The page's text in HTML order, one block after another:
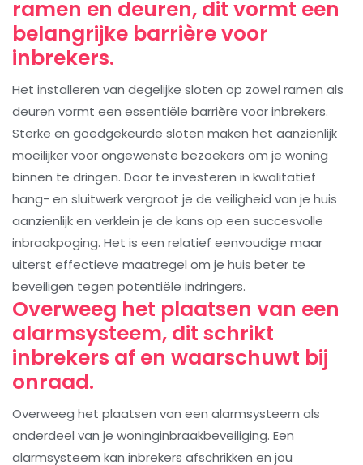
ramen en deuren, dit vormt een
belangrijke barrière voor
inbrekers.
Het installeren van degelijke sloten op zowel ramen als
deuren vormt een essentiële barrière voor inbrekers.
Sterke en goedgekeurde sloten maken het aanzienlijk
moeilijker voor ongewenste bezoekers om je woning
binnen te dringen. Door te investeren in kwalitatief
hang- en sluitwerk vergroot je de veiligheid van je huis
aanzienlijk en verklein je de kans op een succesvolle
inbraakpoging. Het is een relatief eenvoudige maar
uiterst effectieve maatregel om je huis beter te
beveiligen tegen potentiële indringers.
Overweeg het plaatsen van een
alarmsysteem, dit schrikt
inbrekers af en waarschuwt bij
onraad.
Overweeg het plaatsen van een alarmsysteem als
onderdeel van je woninginbraakbeveiliging. Een
alarmsysteem kan inbrekers afschrikken en jou